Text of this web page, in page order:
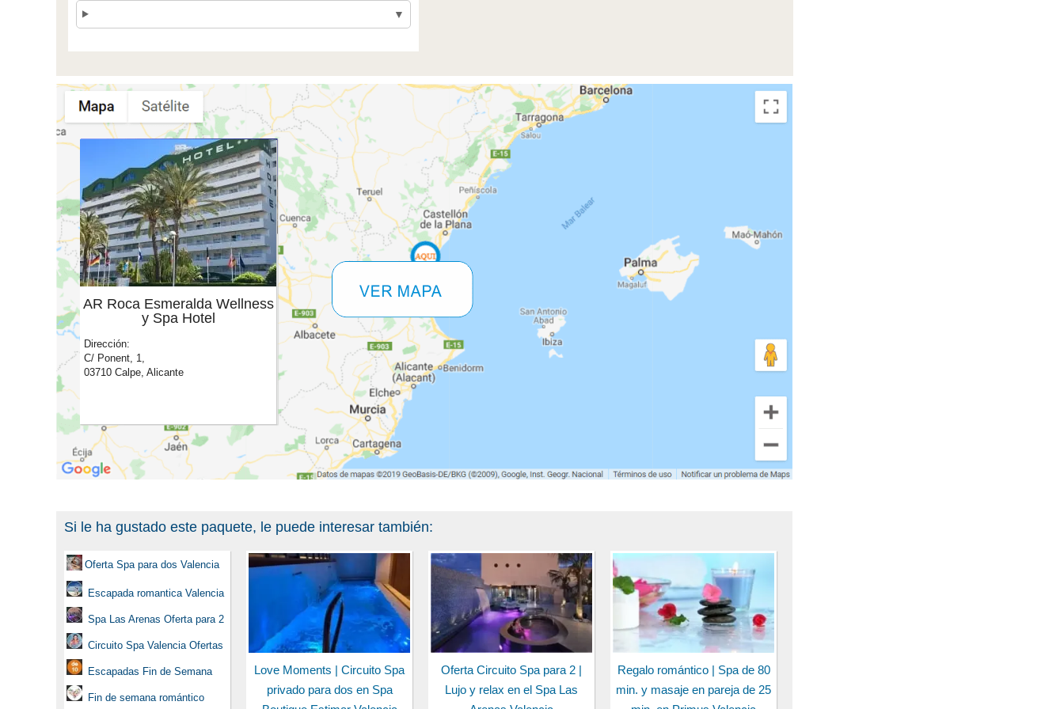
AR Roca Esmeralda Wellness
y Spa Hotel
Dirección:
C/ Ponent, 1,
03710 Calpe, Alicante
Si le ha gustado este paquete, le puede interesar también:
Oferta Spa para dos Valencia
Escapada romantica Valencia
Spa Las Arenas Oferta para 2
Circuito Spa Valencia Ofertas
Escapadas Fin de Semana
Fin de semana romántico
Love Moments | Circuito Spa
privado para dos en Spa
Oferta Circuito Spa para 2 |
Lujo y relax en el Spa Las
Regalo romántico | Spa de 80
min. y masaje en pareja de 25